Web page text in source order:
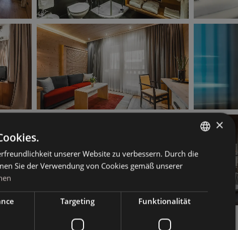
ITALIAN
×
unserer Website zu verbessern. Durch die
Sie der Verwendung von Cookies gemäß unserer
Targeting Funktionalität